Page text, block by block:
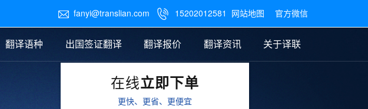
 fanyi@translian.com  15202012581 网站地图 官方微信
图纸翻译
翻译语种 出国签证翻译 翻译报价
笔译翻译报价
翻译资讯
公证样本
关于译联
在线立即下单
更快、更省、更便宜